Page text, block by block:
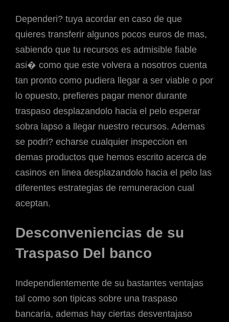
Dependeri? tuya acordar en caso de que
quieres transferir algunos pocos euros de mas,
sabiendo que tu recursos es admisible fiable
asi� como que este volvera a nosotros cuenta
tan pronto como pudiera llegar a ser viable o por
lo opuesto, prefieres pagar menor durante
traspaso desplazandolo hacia el pelo esperar
sobra lapso a llegar nuestro recursos. Ademas
se podri? echarse cualquier inspeccion en
demas productos que hemos escrito acerca de
casinos en linea desplazandolo hacia el pelo las
diferentes estrategias de remuneracion cual
aceptan.
Desconveniencias de su
Traspaso Del banco
Independientemente de su bastantes ventajas
tal como son tipicas sobre una traspaso
bancaria, ademas hay ciertas desventajaso